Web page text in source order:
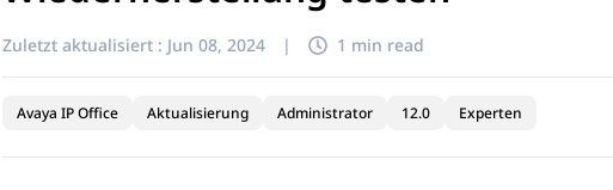
Zuletzt aktualisiert : Jun 08, 2024 | 1 min read
Avaya IP Office Aktualisierung Administrator 12.0 Experten